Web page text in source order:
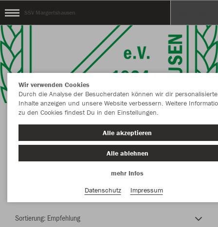
SSV Margertshausen
Herzlich Willkommen im Teamshop SSV
Margertshausen
Wir verwenden Cookies
Durch die Analyse der Besucherdaten können wir dir personalisierte
Inhalte anzeigen und unsere Website verbessern. Weitere
zu den Cookies findest Du in den Einstellungen.
Alle akzeptieren
Alle ablehnen
mehr Infos
Datenschutz
Impressum